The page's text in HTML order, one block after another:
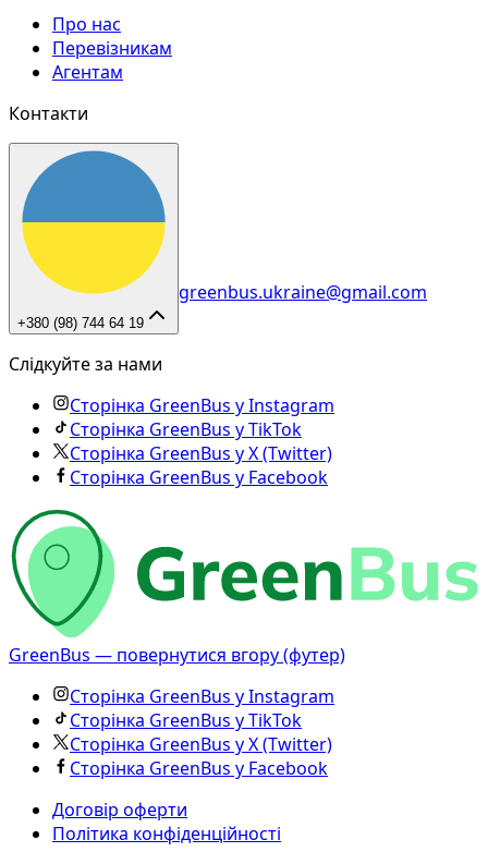
Про нас
Перевізникам
Агентам
Контакти
+380 (98) 744 64 19
greenbus.ukraine@gmail.com
Слідкуйте за нами
Сторінка GreenBus у Instagram
Сторінка GreenBus у TikTok
Сторінка GreenBus у X (Twitter)
Сторінка GreenBus у Facebook
GreenBus — повернутися вгору (футер)
Сторінка GreenBus у Instagram
Сторінка GreenBus у TikTok
Сторінка GreenBus у X (Twitter)
Сторінка GreenBus у Facebook
Договір оферти
Політика конфіденційності